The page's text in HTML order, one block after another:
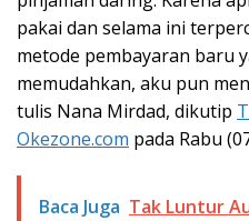
pakai dan selama ini
metode pembayaran baru
memudahkan, aku pun
tulis Nana Mirdad, dikutip
Okezone.com pada Rabu
Baca Juga Tak Luntur